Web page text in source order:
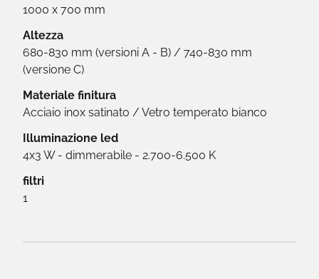
1000 x 700 mm
Altezza
680-830 mm (versioni A - B) / 740-830 mm
(versione C)
Materiale finitura
Acciaio inox satinato / Vetro temperato bianco
Illuminazione led
4x3 W - dimmerabile - 2.700-6.500 K
filtri
1